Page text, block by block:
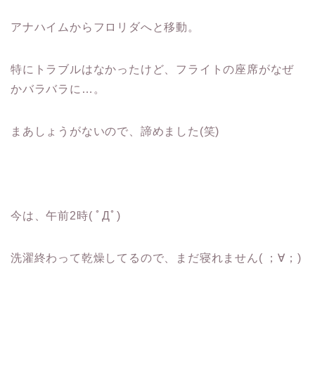
アナハイムからフロリダへと移動。
特にトラブルはなかったけど、フライトの座席がなぜ
かバラバラに…。
まあしょうがないので、諦めました(笑)
今は、午前2時( ﾟДﾟ)
洗濯終わって乾燥してるので、まだ寝れません( ；∀；)